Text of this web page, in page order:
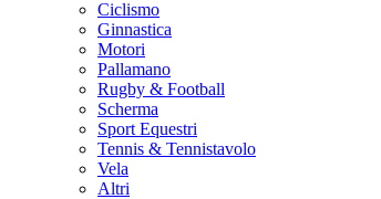
Ciclismo
Ginnastica
Motori
Pallamano
Rugby & Football
Scherma
Sport Equestri
Tennis & Tennistavolo
Vela
Altri